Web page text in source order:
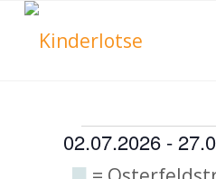
02.07.2026 -
Datum